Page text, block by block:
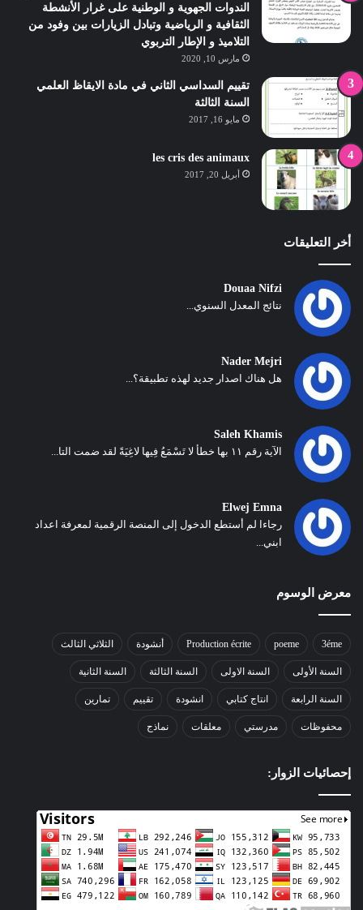
الندوات الجهوية و الوطنية على غرار الأنشطة
الثقافية و الرياضية وتبادل الزيارات بين وفود من
التلاميذ و الإطار التربوي
مارس 10, 2020
تقييم السداسي الثاني في مادة الايقاظ العلمي
السنة الثالثة
مايو 16, 2017
les cris des animaux
أبريل 20, 2017
أخر التعليقات
Douaa Nifzi
نتائج المعدل السنوي...
Nader Mejri
هل هناك اصدار جديد لهذه تطبيقة؟...
Saleh Khamis
الآية رقم ١١ بها خطأ لا تَسْمَعُ فِيها لاغِيَةً لقد ضمت التا...
Elwej Emna
رجاءا لم أستطع الدخول إلى المنصة الرقمية لمعرفة اعداد
ابني...
معرض الوسوم
3éme
poeme
Production écrite أنشودة الثلاثي الثالث
السنة الأولى السنة الاولى السنة الثالثة السنة الثانية
السنة الرابعة انتاج كتابي انشودة تقييم تمارين
محفوظات مدرستي معلقات نماذج
إحصائيات الزوار: